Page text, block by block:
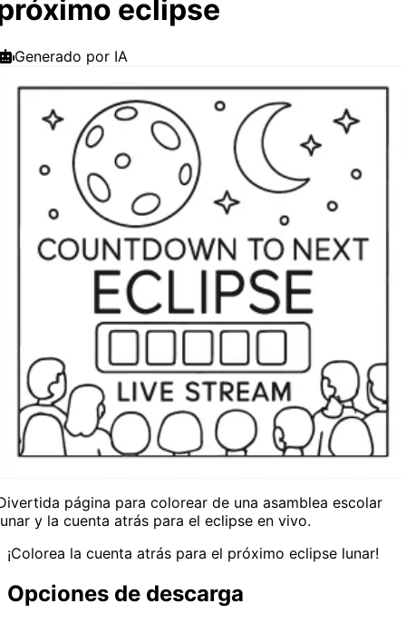
eclipse
Generado por IA
página para colorear de una asamblea escolar
y la cuenta atrás para el eclipse en vivo.
¡Colorea la cuenta atrás para el próximo eclipse lunar!
Opciones de descarga